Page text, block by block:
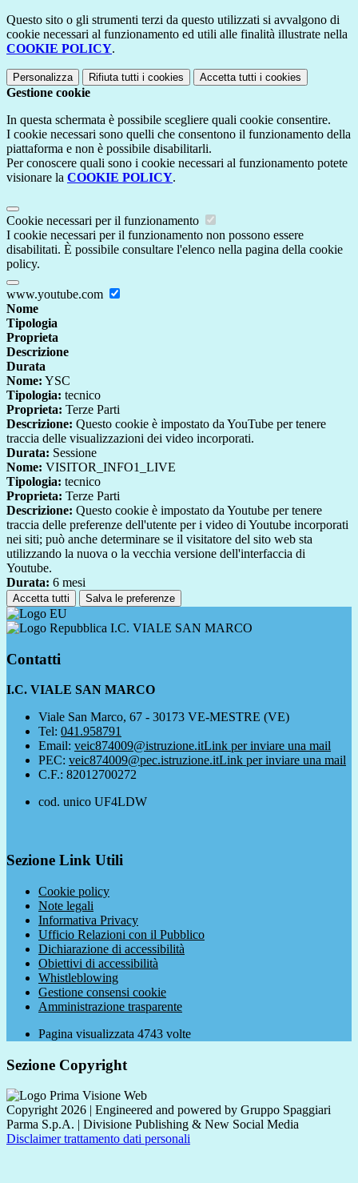
Questo sito o gli strumenti terzi da questo utilizzati si avvalgono di
cookie necessari al funzionamento ed utili alle finalità illustrate nella
COOKIE POLICY.
Personalizza Rifiuta tutti i cookies Accetta tutti i cookies
Gestione cookie
In questa schermata è possibile scegliere quali cookie consentire.
I cookie necessari sono quelli che consentono il funzionamento della
piattaforma e non è possibile disabilitarli.
Per conoscere quali sono i cookie necessari al funzionamento potete
visionare la COOKIE POLICY.
Cookie necessari per il funzionamento
I cookie necessari per il funzionamento non possono essere
disabilitati. È possibile consultare l'elenco nella pagina della cookie
policy.
www.youtube.com
Nome
Tipologia
Proprieta
Descrizione
Durata
Nome: YSC
Tipologia: tecnico
Proprieta: Terze Parti
Descrizione: Questo cookie è impostato da YouTube per tenere
traccia delle visualizzazioni dei video incorporati.
Durata: Sessione
Nome: VISITOR_INFO1_LIVE
Tipologia: tecnico
Proprieta: Terze Parti
Descrizione: Questo cookie è impostato da Youtube per tenere
traccia delle preferenze dell'utente per i video di Youtube incorporati
nei siti; può anche determinare se il visitatore del sito web sta
utilizzando la nuova o la vecchia versione dell'interfaccia di
Youtube.
Durata: 6 mesi
Accetta tutti Salva le preferenze
I.C. VIALE SAN MARCO
Contatti
I.C. VIALE SAN MARCO
Viale San Marco, 67 - 30173 VE-MESTRE (VE)
Tel: 041.958791
Email: veic874009@istruzione.itLink per inviare una mail
PEC: veic874009@pec.istruzione.itLink per inviare una mail
C.F.: 82012700272
cod. unico UF4LDW
Sezione Link Utili
Cookie policy
Note legali
Informativa Privacy
Ufficio Relazioni con il Pubblico
Dichiarazione di accessibilità
Obiettivi di accessibilità
Whistleblowing
Gestione consensi cookie
Amministrazione trasparente
Pagina visualizzata 4743 volte
Sezione Copyright
Copyright 2026 | Engineered and powered by Gruppo Spaggiari
Parma S.p.A. | Divisione Publishing & New Social Media
Disclaimer trattamento dati personali